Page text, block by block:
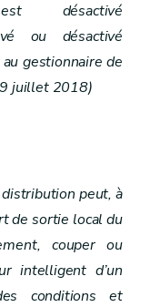
désactivé
ou désactivé
gestionnaire de
juillet 2018)
peut, à
de sortie local du
couper ou
intelligent d’un
conditions et